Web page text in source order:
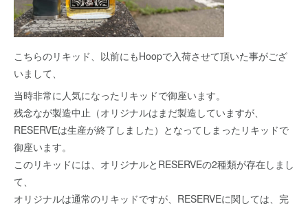
こちらのリキッド、以前にもHoopで入荷させて頂いた事がござ
いまして、
当時非常に人気になったリキッドで御座います。
残念なが製造中止（オリジナルはまだ製造していますが、
RESERVEは生産が終了しました）となってしまったリキッドで
御座います。
このリキッドには、オリジナルとRESERVEの2種類が存在しまし
て、
オリジナルは通常のリキッドですが、RESERVEに関しては、完